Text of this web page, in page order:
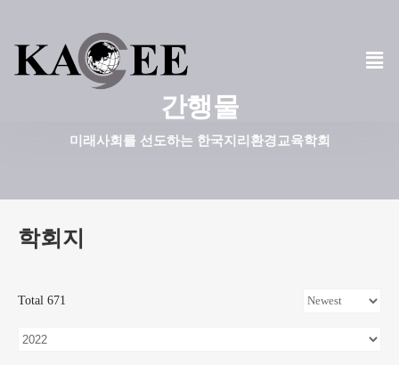
콘
텐
기
간행물
미래사회를 선도하는 한국지리환경교육학회
학회지
Total 671